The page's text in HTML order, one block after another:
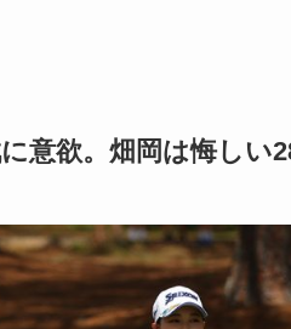
意欲。畑岡は悔しい